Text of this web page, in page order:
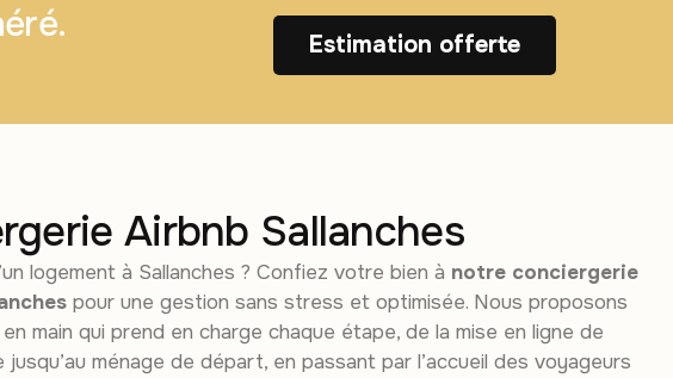
Estimation offerte
Airbnb Sallanches
logement à Sallanches ? Confiez votre bien à notre conciergerie
pour une gestion sans stress et optimisée. Nous proposons
main qui prend en charge chaque étape, de la mise en ligne de
ménage de départ, en passant par l’accueil des voyageurs